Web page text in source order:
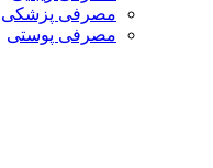
مصرفی پزشکی
مصرفی پوستی